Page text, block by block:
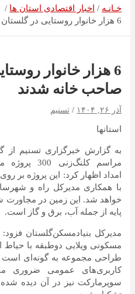
خـانـه
اخبار اقتصادی استان ها
6 هزار خانوار روستایی در گلستان صاحب خانه شدند
6 هزار خانوار
صاحب خانه شدند
آذر ۲۶, ۱۴۰۴ تسنیم
استانها
به گزارش خبرگزاری تسنیم از
مراسم
با همکاری مدیرکل راه و
خواهد شد. این زمین در مجاورت
پایه از جمله آب، برق و گاز است.
مسکونی ویلایی دوطبقه با
طراحی مجموعه به گونه‌ای است
کاربری‌های عمومی ضروری
سوپرمارکت نیز در آن دیده